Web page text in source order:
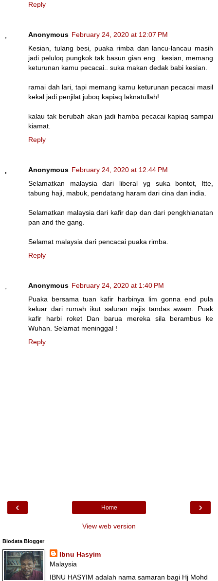
Reply
Anonymous February 24, 2020 at 12:07 PM
Kesian, tulang besi, puaka rimba dan lancu-lancau masih
jadi peluloq pungkok tak basun gian eng.. kesian, memang
keturunan kamu pecacai.. suka makan dedak babi kesian.
ramai dah lari, tapi memang kamu keturunan pecacai masil
kekal jadi penjilat juboq kapiaq laknatullah!
kalau tak berubah akan jadi hamba pecacai kapiaq sampai
kiamat.
Reply
Anonymous February 24, 2020 at 12:44 PM
Selamatkan malaysia dari liberal yg suka bontot, ltte,
tabung haji, mabuk, pendatang haram dari cina dan india.
Selamatkan malaysia dari kafir dap dan dari pengkhianatan
pan and the gang.
Selamat malaysia dari pencacai puaka rimba.
Reply
Anonymous February 24, 2020 at 1:40 PM
Puaka bersama tuan kafir harbinya lim gonna end pula
keluar dari rumah ikut saluran najis tandas awam. Puak
kafir harbi roket Dan barua mereka sila berambus ke
Wuhan. Selamat meninggal !
Reply
‹ ›
Home
View web version
Biodata Blogger
Ibnu Hasyim
Malaysia
IBNU HASYIM adalah nama samaran bagi Hj Mohd